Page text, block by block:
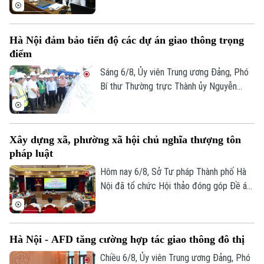
Đánh giá
Di tích
Y tế
Tư vấn sức khỏe
Thể thao
Bóng đá
Quần vợt
Golf
Giải trí
Tin tức
Sao
Điện ảnh
Thời trang
Âm nhạc
Đã phát sóng
Hà Nội đảm bảo tiến độ các dự án giao thông trọng
điểm
Sáng 6/8, Ủy viên Trung ương Đảng, Phó
Bí thư Thường trực Thành ủy Nguyễn
địa một số hạng mục quan trọng.
Xây dựng xã, phường xã hội chủ nghĩa thượng tôn
pháp luật
Hôm nay 6/8, Sở Tư pháp Thành phố Hà
Nội đã tổ chức Hội thảo đóng góp Đề án
Hà Nội - AFD tăng cường hợp tác giao thông đô thị
Chiều 6/8, Ủy viên Trung ương Đảng, Phó